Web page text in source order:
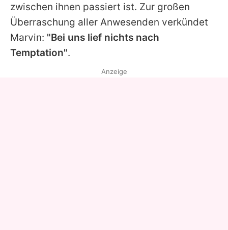
Utiq verwalten
zwischen ihnen passiert ist. Zur großen
Überraschung aller Anwesenden verkündet
Marvin: "Bei uns lief nichts nach
Temptation".
Anzeige